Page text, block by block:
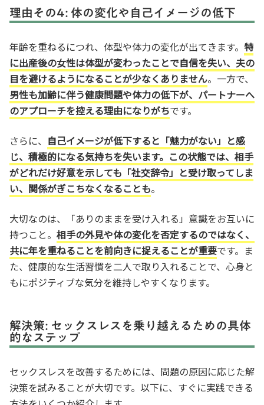
理由その4: 体の変化や自己イメージの低下
年齢を重ねるにつれ、体型や体力の変化が出てきます。 特
に出産後の女性は体型が変わったことで自信を失い、夫の
目を避けるようになることが少なくありません。一方で、
男性も加齢に伴う健康問題や体力の低下が、パートナーへ
のアプローチを控える理由になりがちです。
さらに、 自己イメージが低下すると「魅力がない」と感
じ、積極的になる気持ちを失います。この状態では、相手
がどれだけ好意を示しても「社交辞令」と受け取ってしま
い、関係がぎこちなくなることも。
大切なのは、「ありのままを受け入れる」意識をお互いに
持つこと。 相手の外見や体の変化を否定するのではなく、
共に年を重ねることを前向きに捉えることが重要です。ま
た、健康的な生活習慣を二人で取り入れることで、心身と
もにポジティブな気分を維持しやすくなります。
解決策: セックスレスを乗り越えるための具体
的なステップ
セックスレスを改善するためには、問題の原因に応じた解
決策を試みることが大切です。以下に、すぐに実践できる